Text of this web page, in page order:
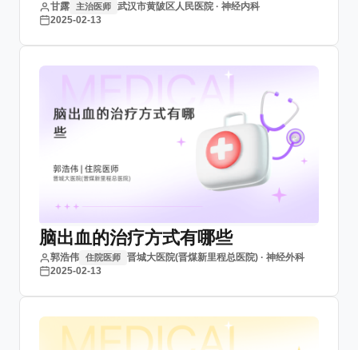
甘露 主治医师
武汉市黄陂区人民医院 · 神经内科
2025-02-13
脑出血的治疗方式有哪些
郭浩伟 住院医师
晋城大医院(晋煤新里程总医院) · 神经外科
2025-02-13